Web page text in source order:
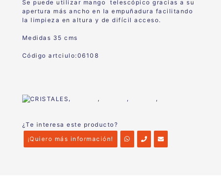
Se puede utilizar mango telescópico gracias a su
apertura más ancho en la empuñadura facilitando
la limpieza en altura y de difícil acceso.
Medidas 35 cms
Código artciulo:06108
, , , ,
¿Te interesa este producto?
¡Quiero más información!